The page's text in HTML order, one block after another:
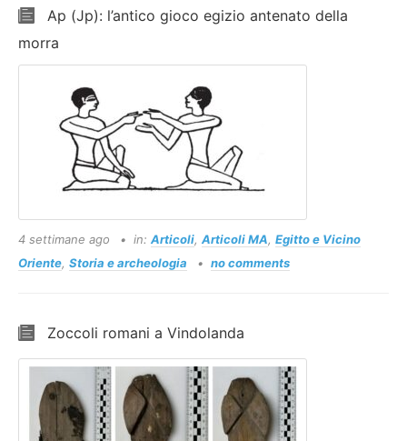
Ap (Jp): l’antico gioco egizio antenato della
morra
4 settimane ago in: Articoli, Articoli MA, Egitto e Vicino
Oriente, Storia e archeologia no comments
Zoccoli romani a Vindolanda